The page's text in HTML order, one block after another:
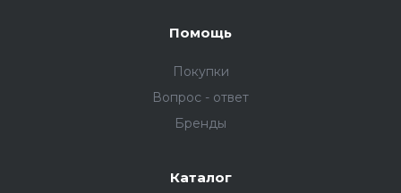
Помощь
Покупки
Вопрос - ответ
Бренды
Каталог